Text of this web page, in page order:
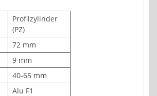
Profilzylinder
(PZ)
72 mm
9 mm
40-65 mm
Alu F1